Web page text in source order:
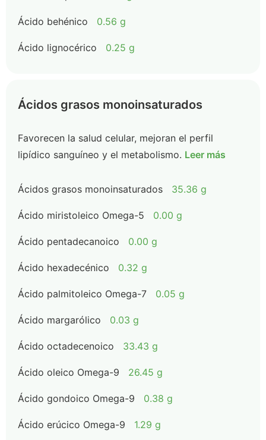
Ácido behénico 0.56 g
Ácido lignocérico 0.25 g
Ácidos grasos monoinsaturados
Favorecen la salud celular, mejoran el perfil
lipídico sanguíneo y el metabolismo. Leer más
Ácidos grasos monoinsaturados 35.36 g
Ácido miristoleico Omega-5 0.00 g
Ácido pentadecanoico 0.00 g
Ácido hexadecénico 0.32 g
Ácido palmitoleico Omega-7 0.05 g
Ácido margarólico 0.03 g
Ácido octadecenoico 33.43 g
Ácido oleico Omega-9 26.45 g
Ácido gondoico Omega-9 0.38 g
Ácido erúcico Omega-9 1.29 g